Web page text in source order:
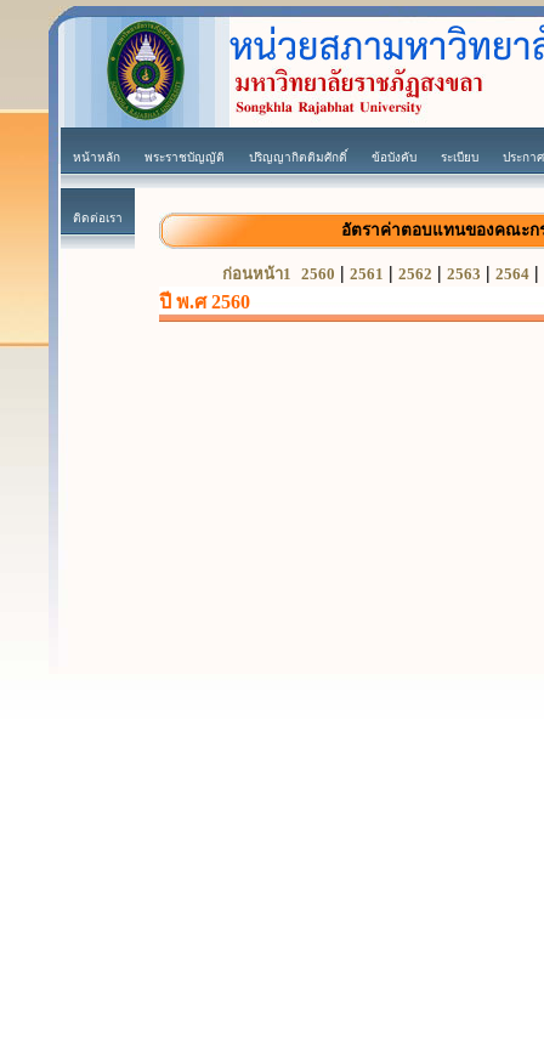
หน้าหลัก พระราชบัญญัติ ปริญญากิตติมศักดิ์ ข้อบังคับ ระเบียบ ประกาศ
ติดต่อเรา
อัตราค่าตอบแทนของคณะก
ก่อนหน้า1 2560 | 2561 | 2562 | 2563 | 2564 |
ปี พ.ศ 2560